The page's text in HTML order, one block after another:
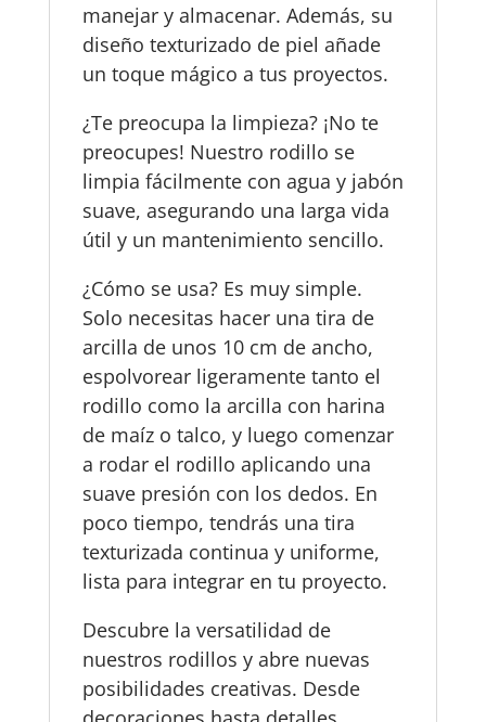
manejar y almacenar. Además, su
diseño texturizado de piel añade
un toque mágico a tus proyectos.
¿Te preocupa la limpieza? ¡No te
preocupes! Nuestro rodillo se
limpia fácilmente con agua y jabón
suave, asegurando una larga vida
útil y un mantenimiento sencillo.
¿Cómo se usa? Es muy simple.
Solo necesitas hacer una tira de
arcilla de unos 10 cm de ancho,
espolvorear ligeramente tanto el
rodillo como la arcilla con harina
de maíz o talco, y luego comenzar
a rodar el rodillo aplicando una
suave presión con los dedos. En
poco tiempo, tendrás una tira
texturizada continua y uniforme,
lista para integrar en tu proyecto.
Descubre la versatilidad de
nuestros rodillos y abre nuevas
posibilidades creativas. Desde